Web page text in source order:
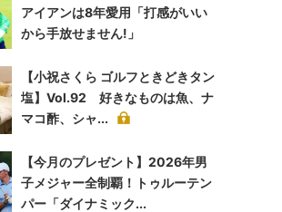
アイアンは8年愛用「打感がいい
から手放せません!」
【小祝さくら ゴルフときどきタン
塩】Vol.92 好きなものは魚、ナ
マコ酢、シャ...
【今月のプレゼント】2026年男
子メジャー全制覇！トゥルーテン
パー「ダイナミック...